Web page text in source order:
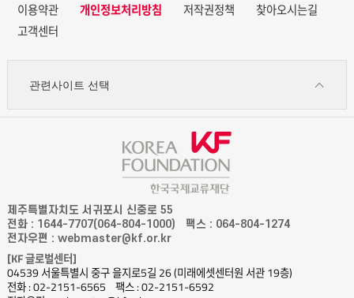
이용약관 개인정보처리방침 저작권정책
찾아오시는길
고객센터
관련사이트 선택
제주특별자치도 서귀포시 신중로 55
전화 : 1644-7707(064-804-1000)
팩스 : 064-804-1274
전자우편 : webmaster@kf.or.kr
[KF 글로벌센터]
04539 서울특별시 중구 을지로5길 26 (미래에셋센터원 서관 19층)
전화 : 02-2151-6565
팩스 : 02-2151-6592